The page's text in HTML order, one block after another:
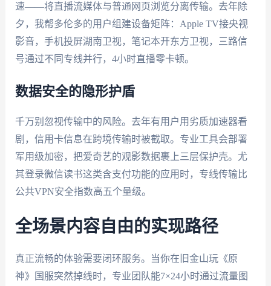
速——将直播流媒体与普通网页浏览分离传输。去年除
夕，我帮多伦多的用户组建设备矩阵：Apple TV接央视
影音，手机投屏湖南卫视，笔记本开东方卫视，三路信
号通过不同专线并行，4小时直播零卡顿。
数据安全的隐形护盾
千万别忽视传输中的风险。去年有用户用劣质加速器看
剧，信用卡信息在跨境传输时被截取。专业工具会部署
军用级加密，把爱奇艺的观影数据裹上三层保护壳。尤
其登录微信读书这类含支付功能的应用时，专线传输比
公共VPN安全指数高五个量级。
全场景内容自由的实现路径
真正流畅的体验需要闭环服务。当你在旧金山玩《原
神》国服突然掉线时，专业团队能7×24小时通过流量图